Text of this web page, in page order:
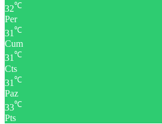
32℃
Per
31 ℃
Cum
31℃
Cts
31 ℃
Paz
33℃
Pts